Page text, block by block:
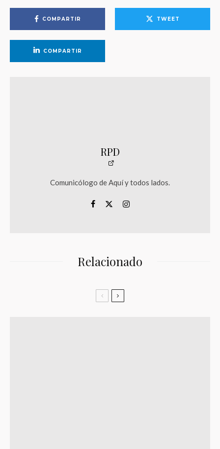
COMPARTIR TWEET
COMPARTIR
RPD
Comunicólogo de Aquí y todos lados.
Relacionado